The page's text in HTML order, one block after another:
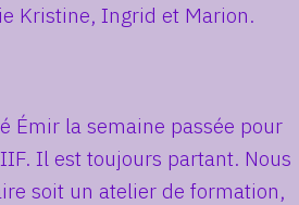
Kristine, Ingrid et Marion.
Émir la semaine passée pour
Il est toujours partant. Nous
soit un atelier de formation,